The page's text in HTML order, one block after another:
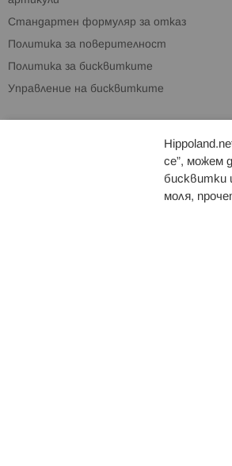
Стандартен формуляр за отказ
Политика за поверителност
Политика за бисквитките
Управление на бисквитките
се”, можем
бисквитки
моля,